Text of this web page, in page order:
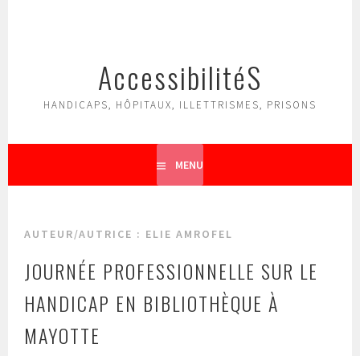
AccessibilitéS
HANDICAPS, HÔPITAUX, ILLETTRISMES, PRISONS
MENU
AUTEUR/AUTRICE : ELIE AMROFEL
JOURNÉE PROFESSIONNELLE SUR LE
HANDICAP EN BIBLIOTHÈQUE À
MAYOTTE